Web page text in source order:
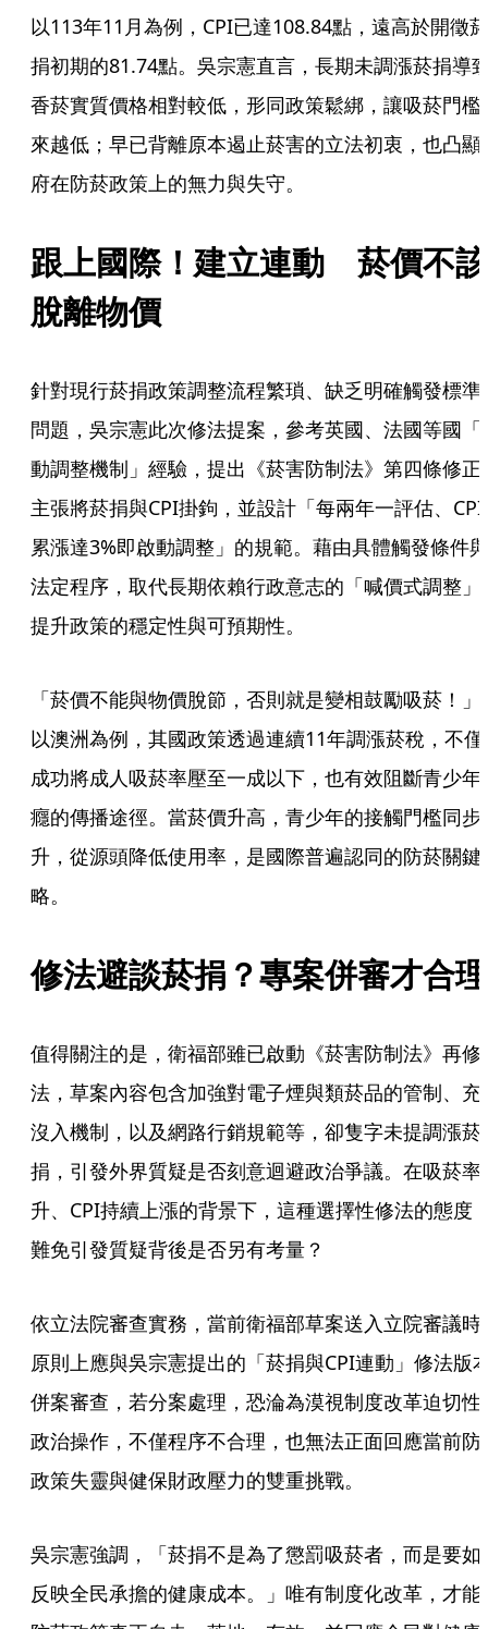
以113年11月為例，CPI已達108.84點，遠高於開徵菸
捐初期的81.74點。吳宗憲直言，長期未調漲菸捐導
香菸實質價格相對較低，形同政策鬆綁，讓吸菸門檻
來越低；早已背離原本遏止菸害的立法初衷，也凸顯
府在防菸政策上的無力與失守。
跟上國際！建立連動　菸價不該
脫離物價
針對現行菸捐政策調整流程繁瑣、缺乏明確觸發標準
問題，吳宗憲此次修法提案，參考英國、法國等國「
動調整機制」經驗，提出《菸害防制法》第四條修正
主張將菸捐與CPI掛鉤，並設計「每兩年一評估、CPI
累漲達3%即啟動調整」的規範。藉由具體觸發條件與
法定程序，取代長期依賴行政意志的「喊價式調整」
提升政策的穩定性與可預期性。
「菸價不能與物價脫節，否則就是變相鼓勵吸菸！」
以澳洲為例，其國政策透過連續11年調漲菸稅，不僅
成功將成人吸菸率壓至一成以下，也有效阻斷青少年
癮的傳播途徑。當菸價升高，青少年的接觸門檻同步
升，從源頭降低使用率，是國際普遍認同的防菸關鍵
略。
修法避談菸捐？專案併審才合理
值得關注的是，衛福部雖已啟動《菸害防制法》再修
法，草案內容包含加強對電子煙與類菸品的管制、充
沒入機制，以及網路行銷規範等，卻隻字未提調漲菸
捐，引發外界質疑是否刻意迴避政治爭議。在吸菸率
升、CPI持續上漲的背景下，這種選擇性修法的態度
難免引發質疑背後是否另有考量？
依立法院審查實務，當前衛福部草案送入立院審議時
原則上應與吳宗憲提出的「菸捐與CPI連動」修法版
併案審查，若分案處理，恐淪為漠視制度改革迫切性
政治操作，不僅程序不合理，也無法正面回應當前防
政策失靈與健保財政壓力的雙重挑戰。
吳宗憲強調，「菸捐不是為了懲罰吸菸者，而是要如
反映全民承擔的健康成本。」唯有制度化改革，才能